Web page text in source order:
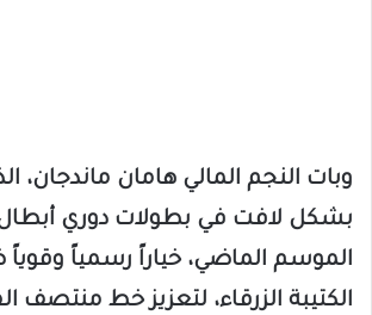
​وبات النجم المالي هامان ماندجان،
بشكل لافت في بطولات دوري أبطال
الموسم الماضي، خياراً رسمياً
الكتيبة الزرقاء، لتعزيز خط منتصف